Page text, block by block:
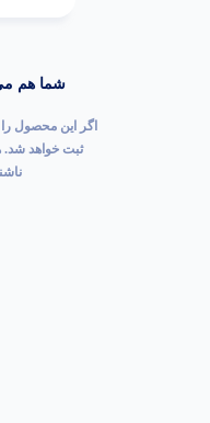
شما هم
اگر این محصول را
ثبت خواهد شد.